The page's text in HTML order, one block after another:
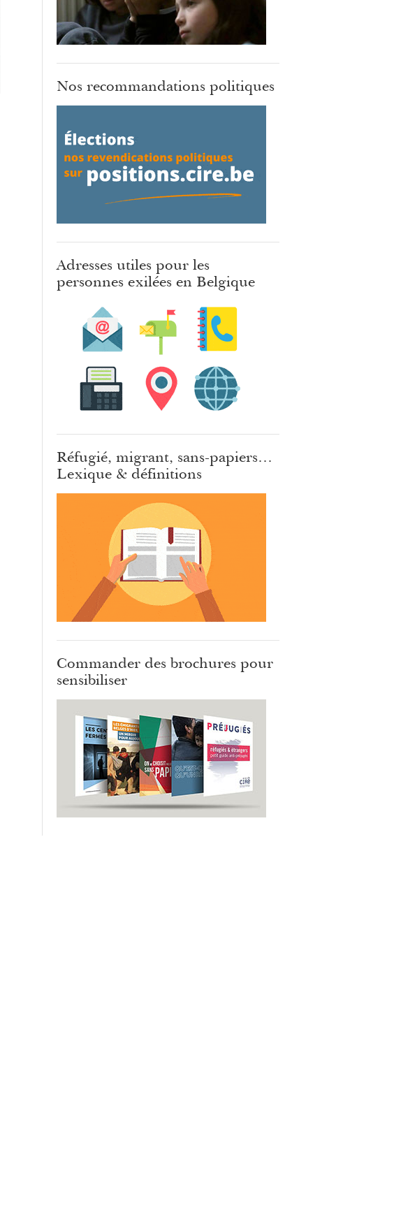
Nos recommandations politiques
Adresses utiles pour les
personnes exilées en Belgique
Réfugié, migrant, sans-papiers…
Lexique & définitions
Commander des brochures pour
sensibiliser